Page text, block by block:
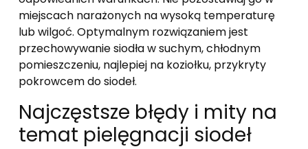
miejscach narażonych na wysoką temperaturę
lub wilgoć. Optymalnym rozwiązaniem jest
przechowywanie siodła w suchym, chłodnym
pomieszczeniu, najlepiej na koziołku, przykryty
pokrowcem do siodeł.
Najczęstsze błędy i mity na
temat pielęgnacji siodeł